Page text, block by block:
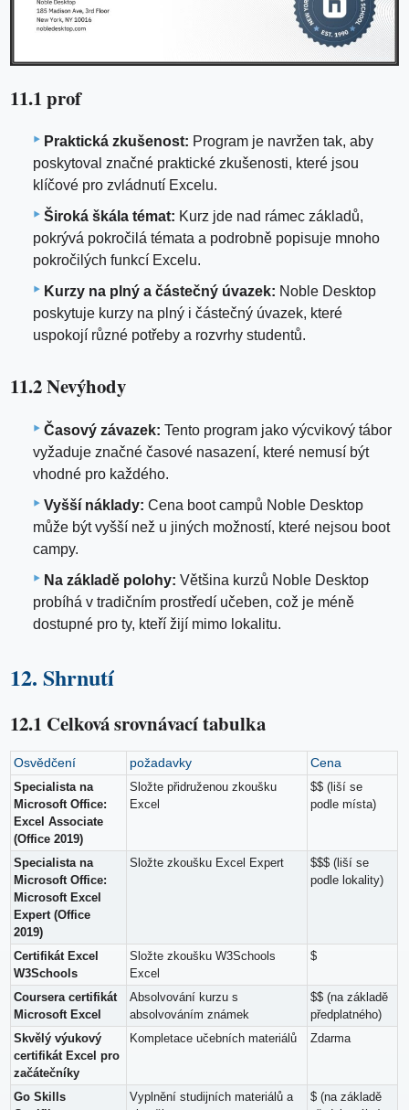
11.1 prof
Praktická zkušenost: Program je navržen tak, aby
poskytoval značné praktické zkušenosti, které jsou
klíčové pro zvládnutí Excelu.
Široká škála témat: Kurz jde nad rámec základů,
pokrývá pokročilá témata a podrobně popisuje mnoho
pokročilých funkcí Excelu.
Kurzy na plný a částečný úvazek: Noble Desktop
poskytuje kurzy na plný i částečný úvazek, které
uspokojí různé potřeby a rozvrhy studentů.
11.2 Nevýhody
Časový závazek: Tento program jako výcvikový tábor
vyžaduje značné časové nasazení, které nemusí být
vhodné pro každého.
Vyšší náklady: Cena boot campů Noble Desktop
může být vyšší než u jiných možností, které nejsou boot
campy.
Na základě polohy: Většina kurzů Noble Desktop
probíhá v tradičním prostředí učeben, což je méně
dostupné pro ty, kteří žijí mimo lokalitu.
12. Shrnutí
12.1 Celková srovnávací tabulka
Osvědčení požadavky Cena
Specialista na
Microsoft Office:
Excel Associate
(Office 2019)
Složte přidruženou zkoušku
Excel
$$ (liší se
podle místa)
Specialista na
Microsoft Office:
Microsoft Excel
Expert (Office
2019)
Složte zkoušku Excel Expert
$$$ (liší se
podle lokality)
Certifikát Excel
W3Schools
Složte zkoušku W3Schools
Excel
$
Coursera certifikát
Microsoft Excel
Absolvování kurzu s
absolvováním známek
$$ (na základě
předplatného)
Skvělý výukový
certifikát Excel pro
začátečníky
Kompletace učebních materiálů Zdarma
Go Skills
Vyplnění studijních materiálů a
$ (na základě